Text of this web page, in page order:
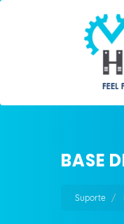
BASE
Suporte